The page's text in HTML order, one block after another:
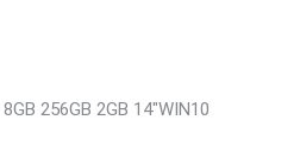
256GB 2GB 14″WIN10